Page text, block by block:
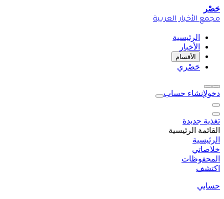
حَصْر
مجمع الأخبار العربية
الرئيسية
الأخبار
الأقسام
حَصْري
دخولإنشاء حساب
تغذية جديدة
القائمة الرئيسية
الرئيسية
خلاصاتي
المحفوظات
اكتشف
حسابي